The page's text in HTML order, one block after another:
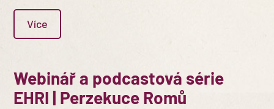
Více
Webinář a podcastová série
EHRI | Perzekuce Romů